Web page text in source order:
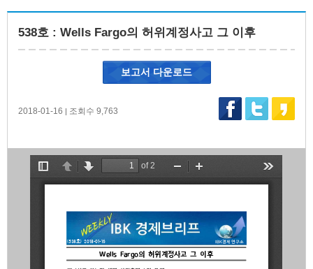
538호 : Wells Fargo의 허위계정사고 그 이후
2018-01-16 | 조회수 9,763
보고서 다운로드